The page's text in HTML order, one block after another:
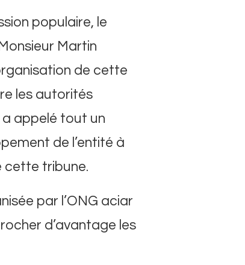
populaire, le
Martin
de cette
les autorités
appelé tout un
de l’entité à
cette tribune.
par l’ONG aciar
d’avantage les